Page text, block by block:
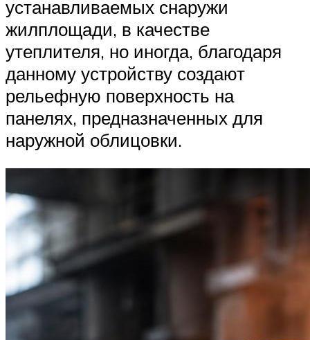
устанавливаемых снаружи
жилплощади, в качестве
утеплителя, но иногда, благодаря
данному устройству создают
рельефную поверхность на
панелях, предназначенных для
наружной облицовки.